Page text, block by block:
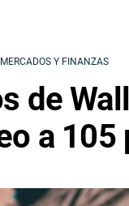
MERCADOS Y FINANZAS
de
a 105